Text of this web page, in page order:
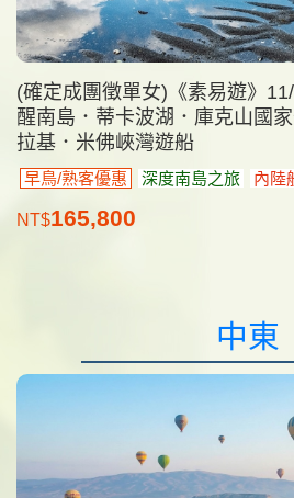
(確定成團徵單女)《素易遊》
醒南島．蒂卡波湖．庫克山國
拉基．米佛峽灣遊船
早鳥/熟客優惠 深度南島之旅 內陸
NT$165,800
中東